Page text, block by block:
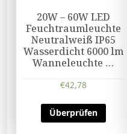
20W – 60W LED
Feuchtraumleuchte
Neutralweiß IP65
Wasserdicht 6000 lm
Wanneleuchte …
€42,78
Überprüfen